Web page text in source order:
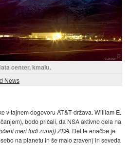
center, kmalu.
News
v tajnem dogovoru AT&T-država. William E.
bodo pričali, da NSA aktivno dela na
meri tudi zunaj) ZDA. Del te enačbe je
na planetu in še malo zraven) in seveda